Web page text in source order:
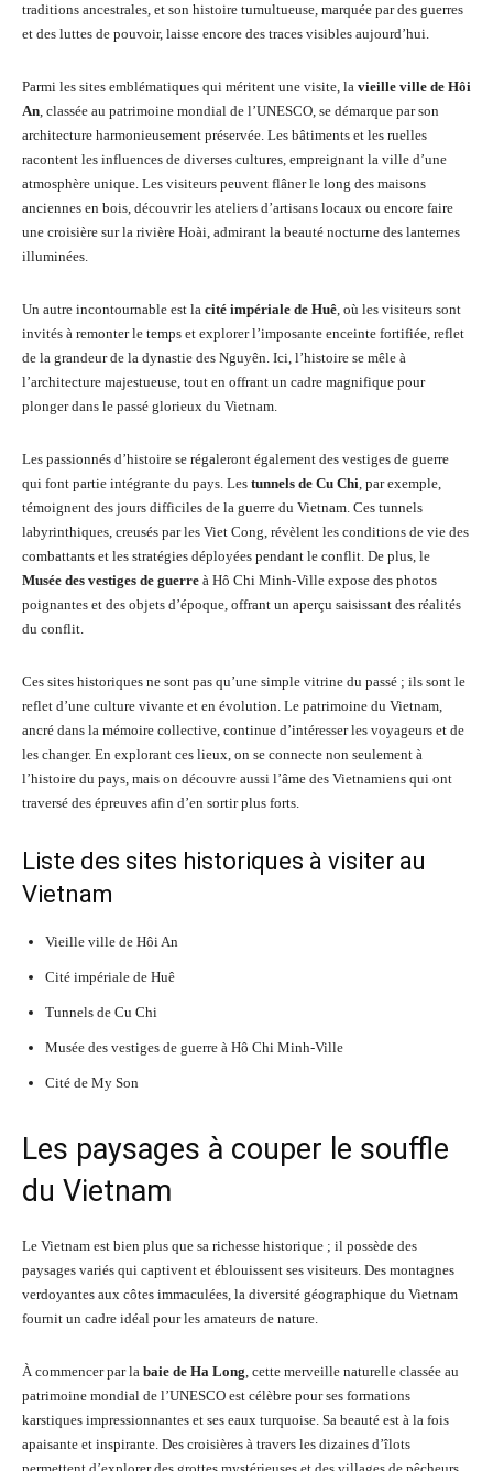
traditions ancestrales, et son histoire tumultueuse, marquée par des guerres
et des luttes de pouvoir, laisse encore des traces visibles aujourd’hui.
Parmi les sites emblématiques qui méritent une visite, la vieille ville de Hôi
An, classée au patrimoine mondial de l’UNESCO, se démarque par son
architecture harmonieusement préservée. Les bâtiments et les ruelles
racontent les influences de diverses cultures, empreignant la ville d’une
atmosphère unique. Les visiteurs peuvent flâner le long des maisons
anciennes en bois, découvrir les ateliers d’artisans locaux ou encore faire
une croisière sur la rivière Hoài, admirant la beauté nocturne des lanternes
illuminées.
Un autre incontournable est la cité impériale de Huê, où les visiteurs sont
invités à remonter le temps et explorer l’imposante enceinte fortifiée, reflet
de la grandeur de la dynastie des Nguyên. Ici, l’histoire se mêle à
l’architecture majestueuse, tout en offrant un cadre magnifique pour
plonger dans le passé glorieux du Vietnam.
Les passionnés d’histoire se régaleront également des vestiges de guerre
qui font partie intégrante du pays. Les tunnels de Cu Chi, par exemple,
témoignent des jours difficiles de la guerre du Vietnam. Ces tunnels
labyrinthiques, creusés par les Viet Cong, révèlent les conditions de vie des
combattants et les stratégies déployées pendant le conflit. De plus, le
Musée des vestiges de guerre à Hô Chi Minh-Ville expose des photos
poignantes et des objets d’époque, offrant un aperçu saisissant des réalités
du conflit.
Ces sites historiques ne sont pas qu’une simple vitrine du passé ; ils sont le
reflet d’une culture vivante et en évolution. Le patrimoine du Vietnam,
ancré dans la mémoire collective, continue d’intéresser les voyageurs et de
les changer. En explorant ces lieux, on se connecte non seulement à
l’histoire du pays, mais on découvre aussi l’âme des Vietnamiens qui ont
traversé des épreuves afin d’en sortir plus forts.
Liste des sites historiques à visiter au
Vietnam
Vieille ville de Hôi An
Cité impériale de Huê
Tunnels de Cu Chi
Musée des vestiges de guerre à Hô Chi Minh-Ville
Cité de My Son
Les paysages à couper le souffle
du Vietnam
Le Vietnam est bien plus que sa richesse historique ; il possède des
paysages variés qui captivent et éblouissent ses visiteurs. Des montagnes
verdoyantes aux côtes immaculées, la diversité géographique du Vietnam
fournit un cadre idéal pour les amateurs de nature.
À commencer par la baie de Ha Long, cette merveille naturelle classée au
patrimoine mondial de l’UNESCO est célèbre pour ses formations
karstiques impressionnantes et ses eaux turquoise. Sa beauté est à la fois
apaisante et inspirante. Des croisières à travers les dizaines d’îlots